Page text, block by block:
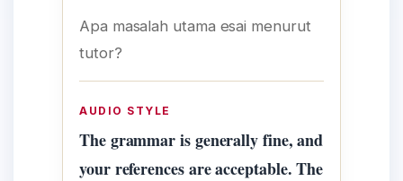
Apa masalah utama esai menurut
tutor?
AUDIO STYLE
The grammar is generally fine, and
your references are acceptable. The